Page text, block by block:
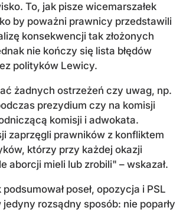
To, jak pisze wicemarszałek
by poważni prawnicy przedstawili
konsekwencji tak złożonych
nie kończy się lista błędów
polityków Lewicy.
żadnych ostrzeżeń czy uwag, np.
prezydium czy na komisji
komisji i adwokata.
zaprzęgli prawników z konfliktem
którzy przy każdej okazji
aborcji mieli lub zrobili" – wskazał.
poseł, opozycja i PSL
jedyny rozsądny sposób: nie poparły